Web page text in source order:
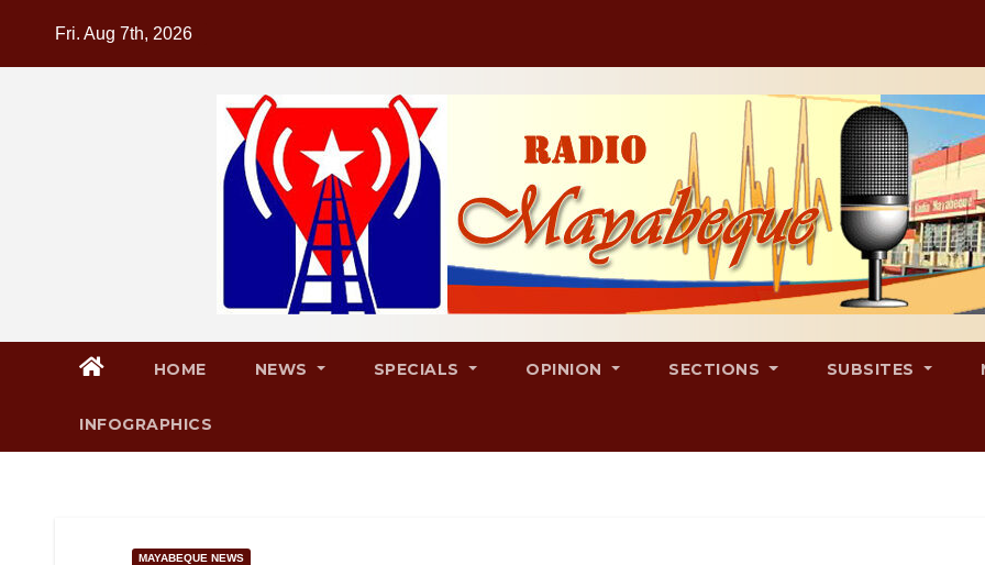
Fri. Aug 7th, 2026
HOME NEWS SPECIALS OPINION SECTIONS SUBSITES
INFOGRAPHICS
MAYABEQUE NEWS